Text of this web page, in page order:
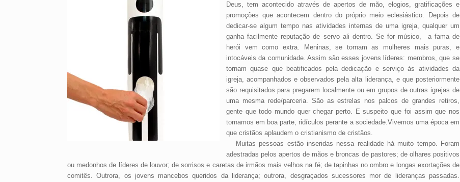
Deus, tem acontecido através de apertos de mão, elogios, gratificações e
promoções que acontecem dentro do próprio meio eclesiástico. Depois de
dedicar-se algum tempo nas atividades internas de uma igreja, qualquer um
ganha facilmente reputação de servo ali dentro. Se for músico, a fama de
herói vem como extra. Meninas, se tornam as mulheres mais puras, e
intocáveis da comunidade. Assim são esses jovens líderes: membros, que se
tornam quase que beatificados pela dedicação e serviço às atividades da
igreja, acompanhados e observados pela alta liderança, e que posteriormente
são requisitados para pregarem localmente ou em grupos de outras igrejas de
uma mesma rede/parceria. São as estrelas nos palcos de grandes retiros,
gente que todo mundo quer chegar perto. E suspeito que foi assim que nos
tornamos em boa parte, ridículos perante a sociedade.Vivemos uma época em
que cristãos aplaudem o cristianismo de cristãos.
Muitas pessoas estão inseridas nessa realidade há muito tempo. Foram
adestradas pelos apertos de mãos e broncas de pastores; de olhares positivos
ou medonhos de líderes de louvor; de sorrisos e caretas de irmãos mais velhos na fé; de tapinhas no ombro e longas exortações de
comitês. Outrora, os jovens mancebos queridos da liderança; outrora, desgraçados sucessores mor de lideranças passadas.